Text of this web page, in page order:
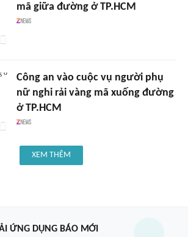
mã giữa đường ở TP.HCM
Công an vào cuộc vụ người phụ
nữ nghi rải vàng mã xuống đường
ở TP.HCM
XEM THÊM
ỨNG DỤNG BÁO MỚI